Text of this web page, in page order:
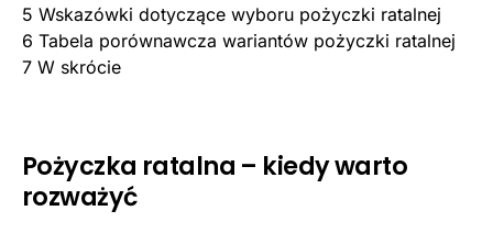
5 Wskazówki dotyczące wyboru pożyczki ratalnej
6 Tabela porównawcza wariantów pożyczki ratalnej
7 W skrócie
Pożyczka ratalna – kiedy warto
rozważyć